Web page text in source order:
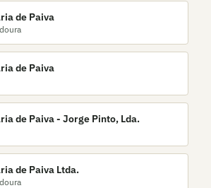
de Paiva
de Paiva
de Paiva - Jorge Pinto, Lda.
de Paiva Ltda.